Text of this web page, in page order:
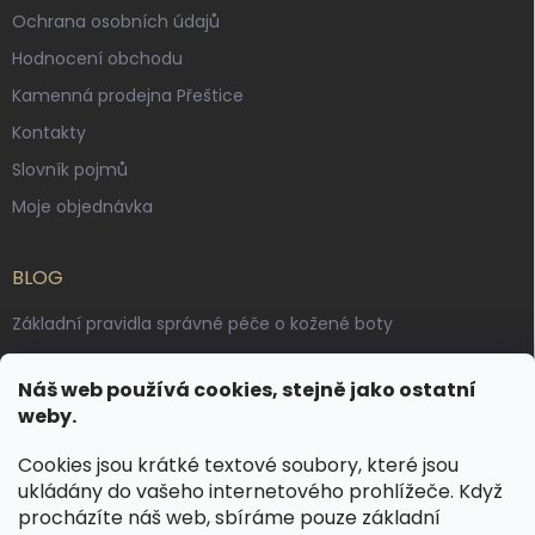
Náš web používá cookies, stejně jako ostatní
weby.
Cookies jsou krátké textové soubory, které jsou
ukládány do vašeho internetového prohlížeče. Když
procházíte náš web, sbíráme pouze základní
Ochrana osobních údajů
Hodnocení obchodu
Kamenná prodejna Přeštice
Kontakty
Slovník pojmů
Moje objednávka
BLOG
Základní pravidla správné péče o kožené boty
Výroba českých kožených opasků: vůně pravé kůže, dotek
řemesla
KONTAKT